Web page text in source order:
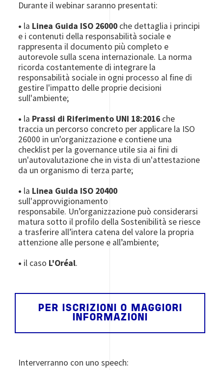
Durante il webinar saranno presentati:
• la Linea Guida ISO 26000 che dettaglia i principi
e i contenuti della responsabilità sociale e
rappresenta il documento più completo e
autorevole sulla scena internazionale. La norma
ricorda costantemente di integrare la
responsabilità sociale in ogni processo al fine di
gestire l'impatto delle proprie decisioni
sull'ambiente;
• la Prassi di Riferimento UNI 18:2016 che
traccia un percorso concreto per applicare la ISO
26000 in un'organizzazione e contiene una
checklist per la governance utile sia ai fini di
un'autovalutazione che in vista di un'attestazione
da un organismo di terza parte;
• la Linea Guida ISO 20400
sull'approvvigionamento
responsabile. Un’organizzazione può considerarsi
matura sotto il profilo della Sostenibilità se riesce
a trasferire all’intera catena del valore la propria
attenzione alle persone e all’ambiente;
• il caso L'Oréal.
PER ISCRIZIONI O MAGGIORI
INFORMAZIONI
Interverranno con uno speech: